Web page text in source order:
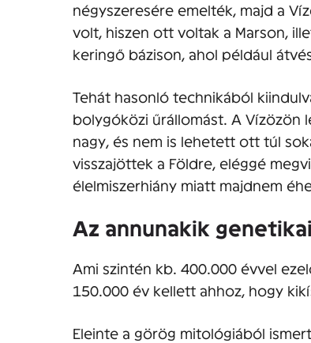
négyszeresére emelték, majd a
volt, hiszen ott voltak a Marson,
keringő bázison, ahol például
Tehát hasonló technikából
bolygóközi űrállomást. A Vízözön
nagy, és nem is lehetett ott túl
visszajöttek a Földre, eléggé
élelmiszerhiány miatt majdnem
Az annunakik
Ami szintén kb. 400.000 évvel
150.000 év kellett ahhoz, hogy
Eleinte a görög mitológiából